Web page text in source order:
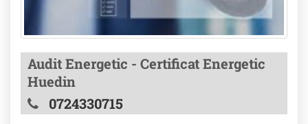
Audit Energetic - Certificat Energetic
Huedin
0724330715